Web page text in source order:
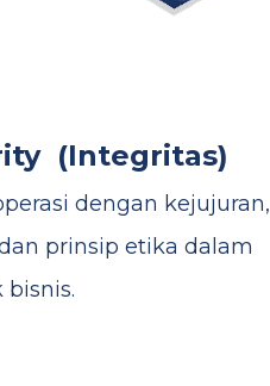
(Integritas)
dengan kejujuran,
prinsip etika dalam
bisnis.